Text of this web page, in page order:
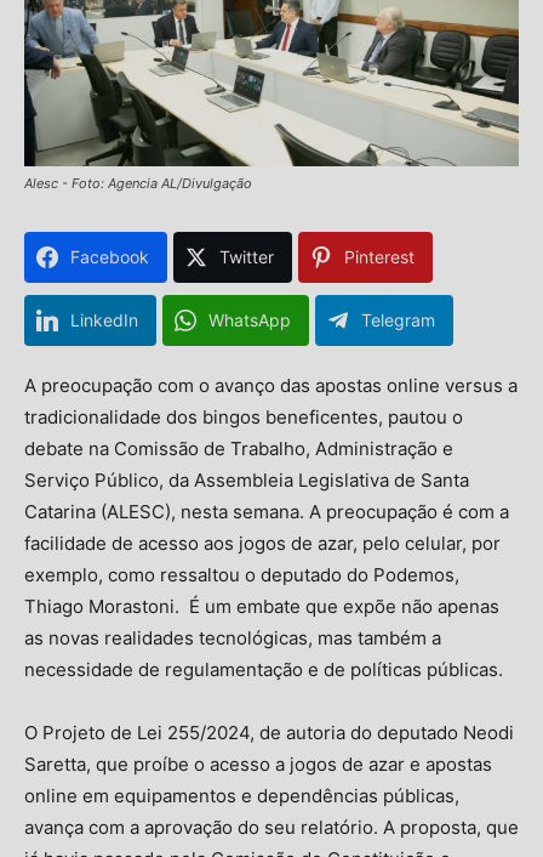
Alesc - Foto: Agencia AL/Divulgação
Facebook Twitter Pinterest
LinkedIn WhatsApp Telegram
A preocupação com o avanço das apostas online versus a
tradicionalidade dos bingos beneficentes, pautou o
debate na Comissão de Trabalho, Administração e
Serviço Público, da Assembleia Legislativa de Santa
Catarina (ALESC), nesta semana. A preocupação é com a
facilidade de acesso aos jogos de azar, pelo celular, por
exemplo, como ressaltou o deputado do Podemos,
Thiago Morastoni. É um embate que expõe não apenas
as novas realidades tecnológicas, mas também a
necessidade de regulamentação e de políticas públicas.
O Projeto de Lei 255/2024, de autoria do deputado Neodi
Saretta, que proíbe o acesso a jogos de azar e apostas
online em equipamentos e dependências públicas,
avança com a aprovação do seu relatório. A proposta, que